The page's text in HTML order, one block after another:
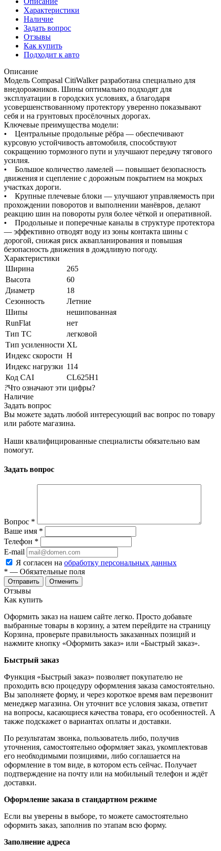
Характеристики
Наличие
Задать вопрос
Отзывы
Как купить
Подходит к авто
Описание
Модель Compasal CitiWalker разработана специально для
внедорожников. Шины оптимально подходят для
эксплуатации в городских условиях, а благодаря
усовершенствованному протектору уверенно показывают
себя и на грунтовых просёлочных дорогах.
Ключевые преимущества модели:
• Центральные продольные рёбра — обеспечивают
курсовую устойчивость автомобиля, способствуют
сокращению тормозного пути и улучшают передачу тягового
усилия.
• Большое количество ламелей — повышает безопасность
движения и сцепление с дорожным покрытием на мокрых
участках дороги.
• Крупные плечевые блоки — улучшают управляемость при
прохождении поворотов и выполнении манёвров, делают
реакцию шин на повороты руля более чёткой и оперативной.
• Продольные и поперечные каналы в структуре протектора
— эффективно отводят воду из зоны контакта шины с
дорогой, снижая риск аквапланирования и повышая
безопасность движения в дождливую погоду.
Характеристики
Ширина
265
Высота
60
Диаметр
18
Сезонность
Летние
Шипы
нешипованная
RunFlat
нет
Тип ТС
легковой
Тип усиленности XL
Индекс скорости H
Индекс нагрузки 114
Код CAI
CL625H1
?Что означают эти цифры?
Наличие
Задать вопрос
Вы можете задать любой интересующий вас вопрос по товару
или работе магазина.
Наши квалифицированные специалисты обязательно вам
помогут.
Задать вопрос
Вопрос *
Ваше имя *
Телефон *
E-mail
Я согласен на обработку персональных данных
* — Обязательные поля
Отменить
Отзывы
Как купить
Оформить заказ на нашем сайте легко. Просто добавьте
выбранные товары в корзину, а затем перейдите на страницу
Корзина, проверьте правильность заказанных позиций и
нажмите кнопку «Оформить заказ» или «Быстрый заказ».
Быстрый заказ
Функция «Быстрый заказ» позволяет покупателю не
проходить всю процедуру оформления заказа самостоятельно.
Вы заполняете форму, и через короткое время вам перезвонит
менеджер магазина. Он уточнит все условия заказа, ответит
на вопросы, касающиеся качества товара, его особенностей. А
также подскажет о вариантах оплаты и доставки.
По результатам звонка, пользователь либо, получив
уточнения, самостоятельно оформляет заказ, укомплектовав
его необходимыми позициями, либо соглашается на
оформление в том виде, в котором есть сейчас. Получает
подтверждение на почту или на мобильный телефон и ждёт
доставки.
Оформление заказа в стандартном режиме
Если вы уверены в выборе, то можете самостоятельно
оформить заказ, заполнив по этапам всю форму.
Заполнение адреса